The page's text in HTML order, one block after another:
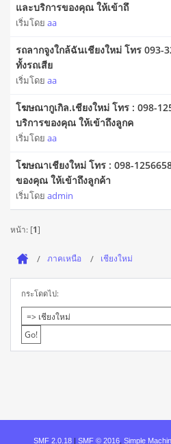
และบริการของคุณ ให้เข้าถึ
เริ่มโดย aa
รถลากจูงใกล้ฉันเชียงใหม่ โทร 093-
ทั้งรถเสีย
เริ่มโดย aa
โฆษณากูเกิล.เชียงใหม่ โทร : 098-
บริการของคุณ ให้เข้าถึงลูกค
เริ่มโดย aa
โฆษณาเชียงใหม่ โทร : 098-
ของคุณ ให้เข้าถึงลูกค้า
เริ่มโดย admin
หน้า: [1]
ภาคเหนือ เชียงใหม่
กระโดดไป:
SMF 2.0.18 | SMF © 2016 Simple